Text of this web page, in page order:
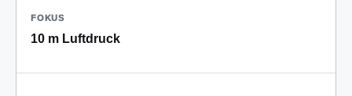
FOKUS
10 m Luftdruck